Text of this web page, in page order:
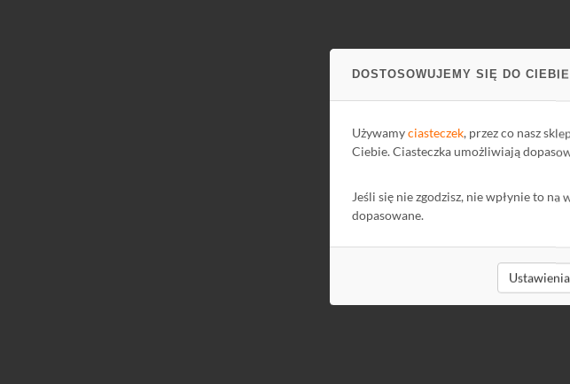
DOSTOSOWUJEMY SIĘ DO CIEBIE
Używamyciasteczek, przez co nasz
Ciebie. Ciasteczka umożliwiają
Jeśli się nie zgodzisz, nie wpłynie to
dopasowane.
Ustawienia
I już możesz